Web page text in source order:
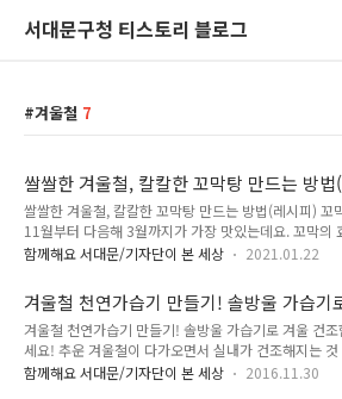
서대문구청 티스토리 블로그
겨울철 7
쌀쌀한 겨울철, 칼칼한 꼬막탕 만드는 방법
피)
쌀쌀한 겨울철, 칼칼한 꼬막탕 만드는 방법(레시피) 꼬
11월부터 다음해 3월까지가 가장 맛있는데요. 꼬막의
질의 단백질, 비타민, 필수 아미노산 등이 함유되어 있어
간 예방에도 도움이 되는 것으로 알려져 있어요. 동의보
꼬막은 장기를 보호하고 소화를 도우며 기를 보충해주며
데기는 담을 제거하는 데 효과가 있다고 전해집니다.
질이 깨지지 않고 물결 무늬가 선명하고 깨끗한 것이 좋
관할 때에는 데친 후 살만 발라 냉동실에 보관하면 좀더
함께해요 서대문/기자단이 본 세상 2021.01.22
겨울철 천연가습기 만들기! 솔방울 가습기
울 건조함 잡으세요!
겨울철 천연가습기 만들기! 솔방울 가습기로 겨울 건조
세요! 추운 겨울철이 다가오면서 실내가 건조해지는 것
요. 그래서 준비한 시간, 천연가습기를 만들어볼까 합니
함께해요 서대문/기자단이 본 세상 2016.11.30